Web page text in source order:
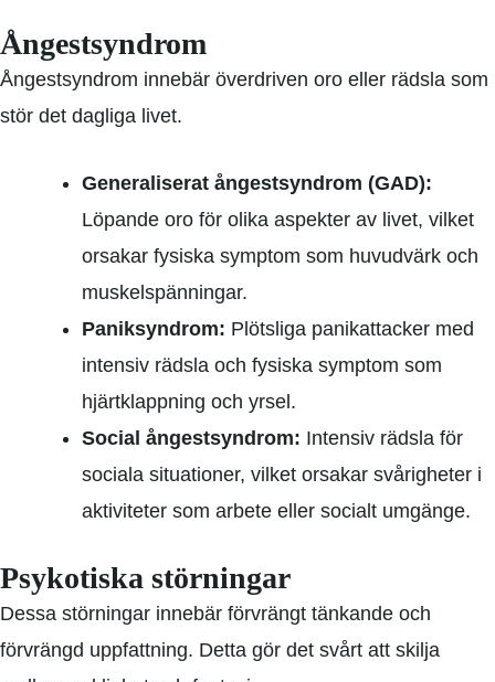
Ångestsyndrom
Ångestsyndrom innebär överdriven oro eller rädsla som
stör det dagliga livet.
Generaliserat ångestsyndrom (GAD):
Löpande oro för olika aspekter av livet, vilket
orsakar fysiska symptom som huvudvärk och
muskelspänningar.
Paniksyndrom: Plötsliga panikattacker med
intensiv rädsla och fysiska symptom som
hjärtklappning och yrsel.
Social ångestsyndrom: Intensiv rädsla för
sociala situationer, vilket orsakar svårigheter i
aktiviteter som arbete eller socialt umgänge.
Psykotiska störningar
Dessa störningar innebär förvrängt tänkande och
förvrängd uppfattning. Detta gör det svårt att skilja